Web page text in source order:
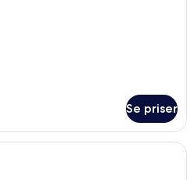
Se priser